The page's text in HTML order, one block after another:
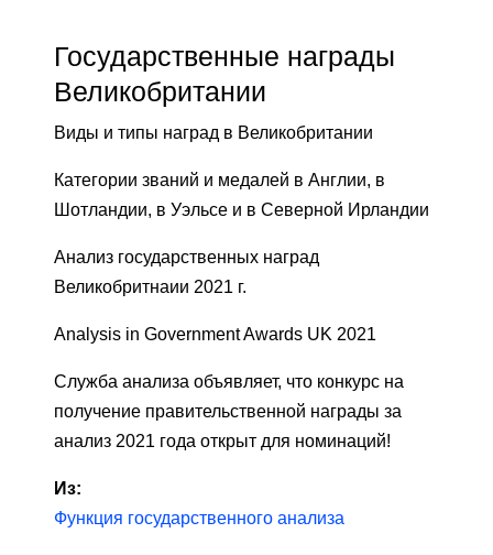
Государственные награды
Великобритании
Виды и типы наград в Великобритании
Категории званий и медалей в Англии, в
Шотландии, в Уэльсе и в Северной Ирландии
Анализ государственных наград
Великобритнаии 2021 г.
Analysis in Government Awards UK 2021
Служба анализа объявляет, что конкурс на
получение правительственной награды за
анализ 2021 года открыт для номинаций!
Из:
Функция государственного анализа